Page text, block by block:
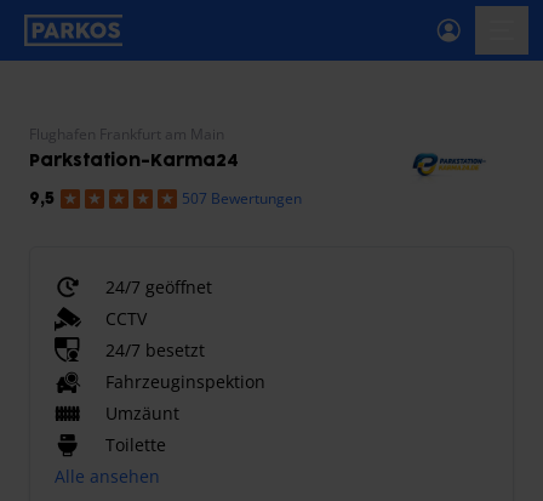
beschriftung-für-primäre-navigation
Flughafen Frankfurt am Main
Parkstation-Karma24
9,5 507 Bewertungen
24/7 geöffnet
CCTV
24/7 besetzt
Fahrzeuginspektion
Umzäunt
Toilette
Alle ansehen